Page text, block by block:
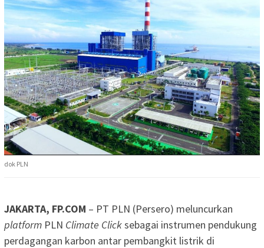
dok PLN
JAKARTA, FP.COM – PT PLN (Persero) meluncurkan
platform PLN Climate Clicksebagai instrumen pendukung
perdagangan karbon antar pembangkit listrik di